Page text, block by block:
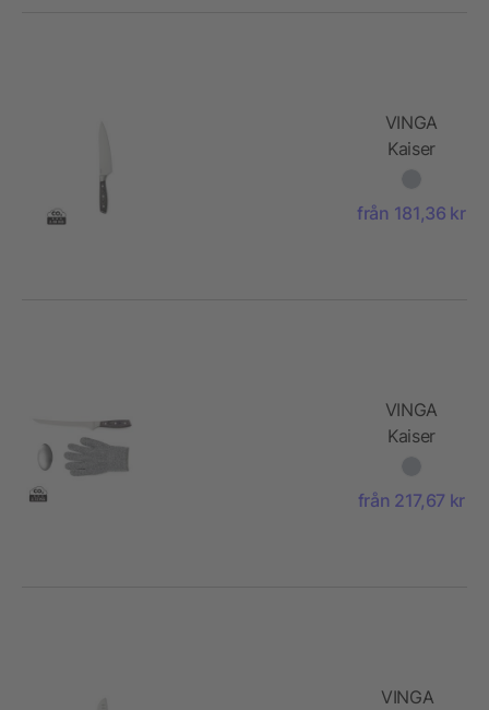
VINGA
Kaiser
från 181,36 kr
VINGA
Kaiser
från 217,67 kr
VINGA